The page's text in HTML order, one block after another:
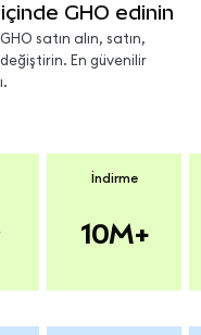
GHO edinin
satın alın, satın,
En güvenilir
İndirme
10M+